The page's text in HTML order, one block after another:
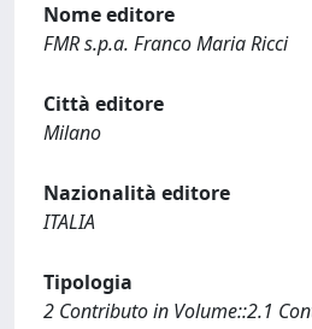
Nome editore
FMR s.p.a. Franco Maria Ricci
Città editore
Milano
Nazionalità editore
ITALIA
Tipologia
2 Contributo in Volume::2.1